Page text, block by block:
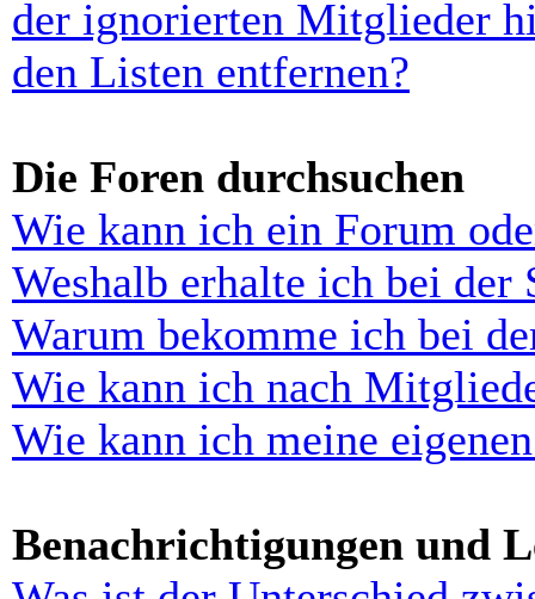
der ignorierten Mitglieder
den Listen entfernen?
Die Foren durchsuchen
Wie kann ich ein Forum
Weshalb erhalte ich bei der
Warum bekomme ich bei
Wie kann ich nach
Wie kann ich meine
Benachrichtigungen und